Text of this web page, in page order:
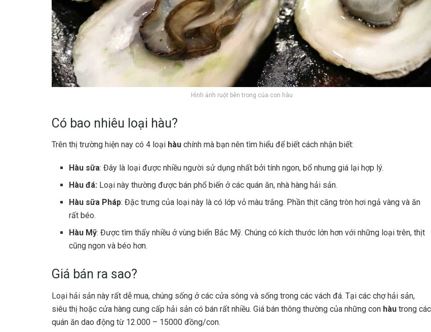
Hình ảnh ruột bên trong của con hàu
Có bao nhiêu loại hàu?
Trên thị trường hiện nay có 4 loại hàu chính mà bạn nên tìm hiểu để biết cách nhận biết:
Hàu sữa: Đây là loại được nhiều người sử dụng nhất bởi tính ngon, bổ nhưng giá lại hợp lý.
Hàu đá: Loại này thường được bán phổ biến ở các quán ăn, nhà hàng hải sản.
Hàu sữa Pháp: Đặc trưng của loại này là có lớp vỏ màu trắng. Phần thịt căng tròn hơi ngả vàng và ăn
rất béo.
Hàu Mỹ: Được tìm thấy nhiều ở vùng biển Bắc Mỹ. Chúng có kích thước lớn hơn với những loại trên, thịt
cũng ngon và béo hơn.
Giá bán ra sao?
Loại hải sản này rất dễ mua, chúng sống ở các cửa sông và sống trong các vách đá. Tại các chợ hải sản,
siêu thị hoặc cửa hàng cung cấp hải sản có bán rất nhiều. Giá bán thông thường của những con hàu trong các
quán ăn dao động từ 12.000 – 15000 đồng/con.